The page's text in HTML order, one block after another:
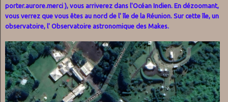
porter.aurore.merci ), vous arriverez dans l'Océan Indien. En dézoomant,
vous verrez que vous êtes au nord de l' île de la Réunion. Sur cette île, un
observatoire, l' Observatoire astronomique des Makes.